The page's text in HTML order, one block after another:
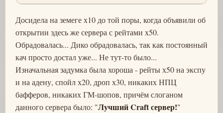
Досидела на земеге х10 до той поры, когда объявили об
открытии здесь же сервера с рейтами х50.
Обрадовалась... Дико обрадовалась, так как постоянный
кач просто достал уже... Не тут-то было...
Изначальная задумка была хороша - рейты х50 на экспу
и на адену, спойл х20, дроп х30, никаких НПЦ
бафферов, никаких ГМ-шопов, причём слоганом
данного сервера было: "Лучший Craft сервер!"